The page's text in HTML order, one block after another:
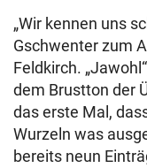
„Wir kennen uns
Gschwenter zum
Feldkirch.
dem Brustton der
das erste Mal,
Wurzeln was
bereits neun